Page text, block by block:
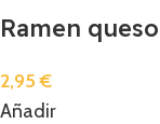
Ramen
2,95€
Añadir